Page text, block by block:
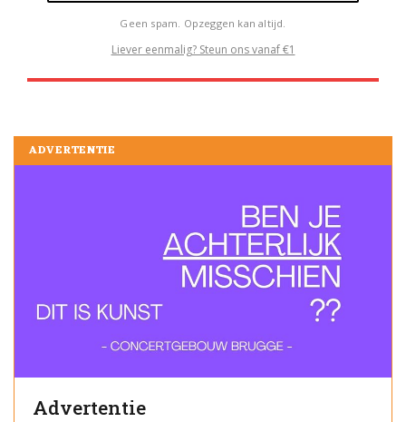
Geen spam. Opzeggen kan altijd.
Liever eenmalig? Steun ons vanaf €1
ADVERTENTIE
Advertentie